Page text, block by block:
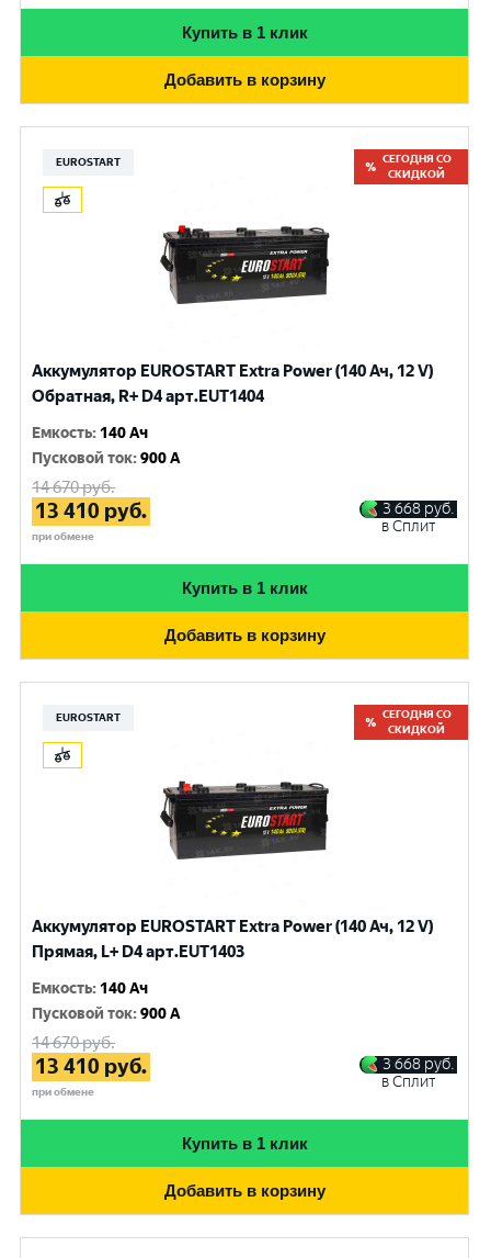
Купить в 1 клик
Добавить в корзину
EUROSTART
СЕГОДНЯ СО
СКИДКОЙ
Аккумулятор EUROSTART Extra Power (140 Ач, 12 V)
Обратная, R+ D4 арт.EUT1404
Емкость: 140 Ач
Пусковой ток:900 A
14 670руб.
13 410 руб.
при обмене
3 668 руб.
в Сплит
Купить в 1 клик
Добавить в корзину
EUROSTART
СЕГОДНЯ СО
СКИДКОЙ
Аккумулятор EUROSTART Extra Power (140 Ач, 12 V)
Прямая, L+ D4 арт.EUT1403
Емкость: 140 Ач
Пусковой ток:900 A
14 670руб.
13 410 руб.
при обмене
3 668 руб.
в Сплит
Купить в 1 клик
Добавить в корзину